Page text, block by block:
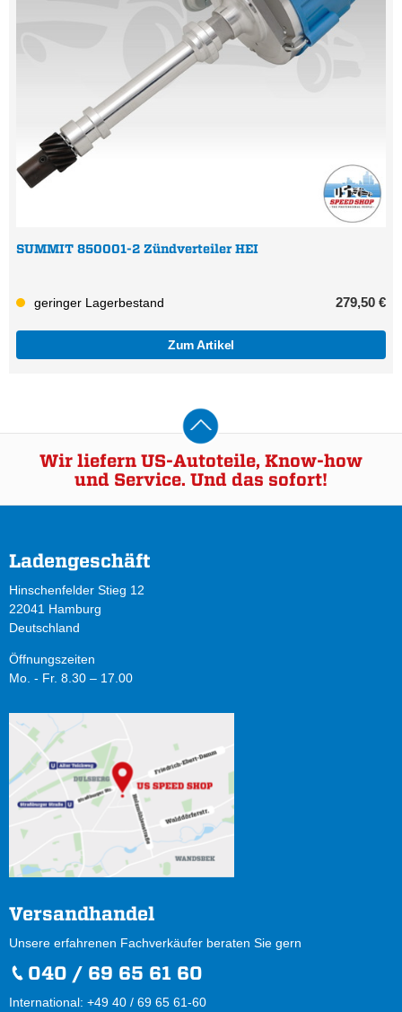
SUMMIT 850001-2 Zündverteiler HEI
geringer Lagerbestand 279,50 €
Zum Artikel
Wir liefern US-Autoteile, Know-how
und Service. Und das sofort!
Ladengeschäft
Hinschenfelder Stieg 12
22041 Hamburg
Deutschland
Öffnungszeiten
Mo. - Fr. 8.30 – 17.00
Versandhandel
Unsere erfahrenen Fachverkäufer beraten Sie gern
040 / 69 65 61 60
International: +49 40 / 69 65 61-60